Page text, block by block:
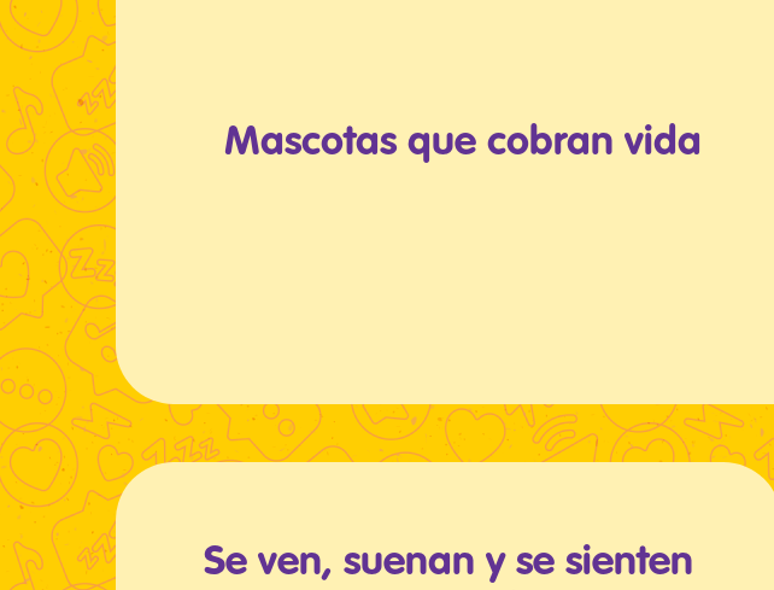
Mascotas que cobran vida
Se ven, suenan y se sienten